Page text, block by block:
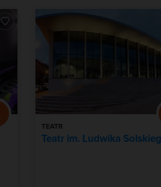
TEATR
Teatr im. Ludwika